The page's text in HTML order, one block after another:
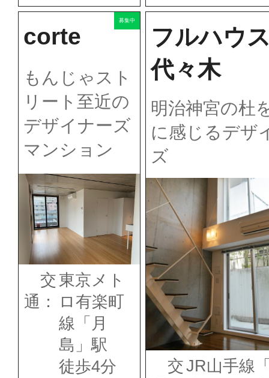
corte
もんじゃスト
リート至近の
デザイナーズ
マンション
交
通：
東京メト
ロ有楽町
線「月
島」駅
徒歩4分
募集中
フルハウ
代々木
明治神宮の杜
に感じるデザ
ズ
交JR山手線